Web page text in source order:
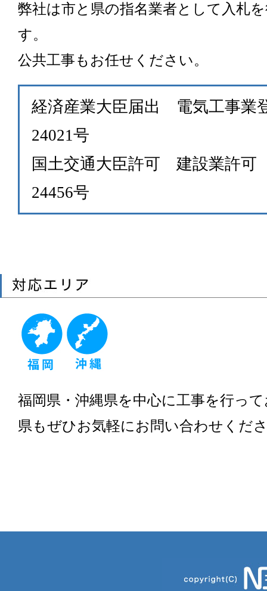
弊社は市と県の指名業者として入札
す。
公共工事もお任せください。
経済産業大臣届出 電気工事
24021号
国土交通大臣許可 建設業許
24456号
福岡県・沖縄県を中心に工事を行っ
県もぜひお気軽にお問い合わせくだ